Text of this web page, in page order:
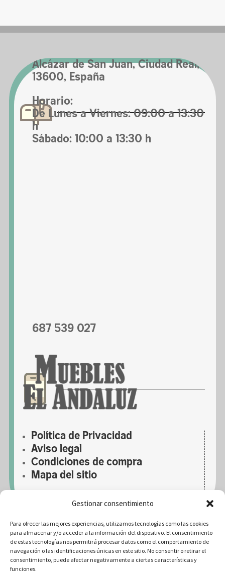
Gestionar consentimiento
Para ofrecer las mejores experiencias, utilizamos tecnologías como las cookies
para almacenar y/o acceder a la información del dispositivo. El consentimiento
de estas tecnologías nos permitirá procesar datos como el comportamiento de
navegación o las identificaciones únicas en este sitio. No consentir o retirar el
consentimiento, puede afectar negativamente a ciertas características y
funciones.
Alcázar de San Juan, Ciudad Real,
13600, España
Horario:
De Lunes a Viernes: 09:00 a 13:30
h
Sábado: 10:00 a 13:30 h
687 539 027
Política de Privacidad
Aviso legal
Condiciones de compra
Mapa del sitio